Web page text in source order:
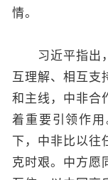
情。
习近平指出，
互理解、相互支
和主线，中非合
着重要引领作
下，中非比以往
克时艰。中方愿